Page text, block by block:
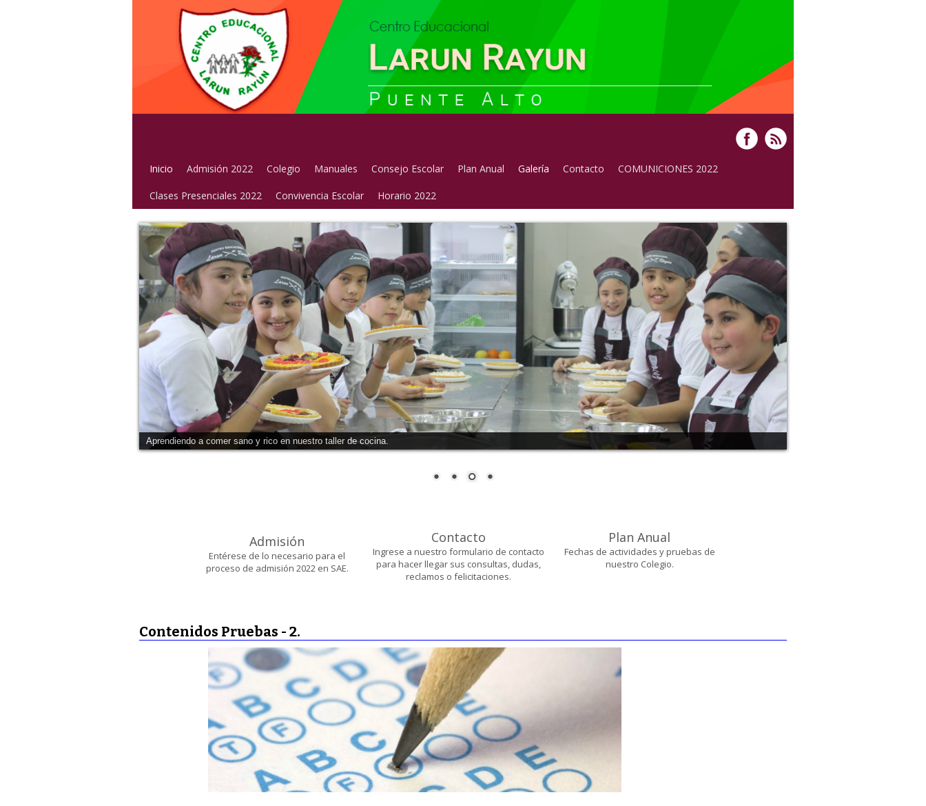
Inicio Admisión 2022 Colegio Manuales Consejo Escolar Plan Anual Galería Contacto COMUNICIONES 2022
Clases Presenciales 2022 Convivencia Escolar Horario 2022
Disfrutando de cuentos.
Admisión
Entérese de lo necesario para el
proceso de admisión 2022 en SAE.
Contacto
Ingrese a nuestro formulario de contacto
para hacer llegar sus consultas, dudas,
reclamos o felicitaciones.
Plan Anual
Fechas de actividades y pruebas de
nuestro Colegio.
Contenidos Pruebas - 2.